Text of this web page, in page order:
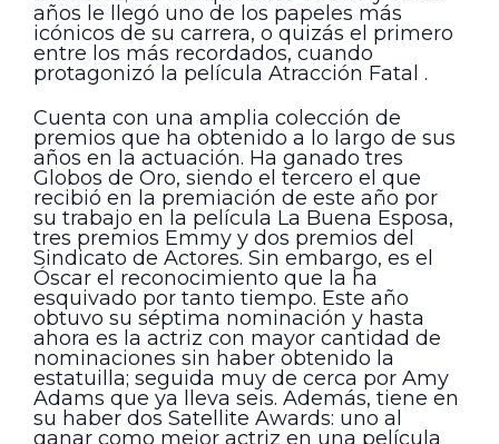
años le llegó uno de los papeles más
icónicos de su carrera, o quizás el primero
entre los más recordados, cuando
protagonizó la película Atracción Fatal .
Cuenta con una amplia colección de
premios que ha obtenido a lo largo de sus
años en la actuación. Ha ganado tres
Globos de Oro, siendo el tercero el que
recibió en la premiación de este año por
su trabajo en la película La Buena Esposa,
tres premios Emmy y dos premios del
Sindicato de Actores. Sin embargo, es el
Óscar el reconocimiento que la ha
esquivado por tanto tiempo. Este año
obtuvo su séptima nominación y hasta
ahora es la actriz con mayor cantidad de
nominaciones sin haber obtenido la
estatuilla; seguida muy de cerca por Amy
Adams que ya lleva seis. Además, tiene en
su haber dos Satellite Awards: uno al
ganar como mejor actriz en una película